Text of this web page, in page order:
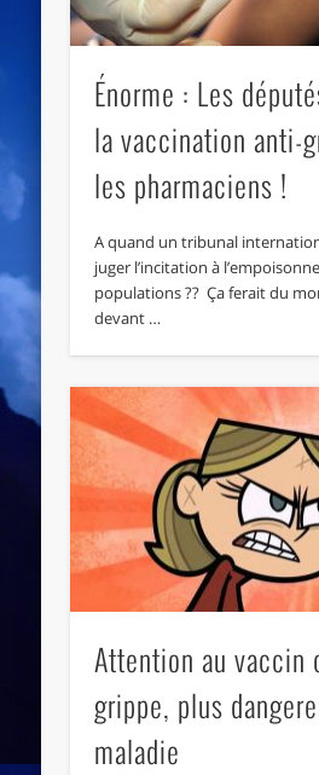
Énorme : Les
la vaccination anti-
les pharmaciens !
A quand un tribunal
juger l’incitation à
populations ?? Ça ferait du
devant …
Attention au vaccin
grippe, plus
maladie